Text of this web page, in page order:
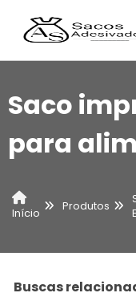
Saco
para
Início
Produtos
Buscas